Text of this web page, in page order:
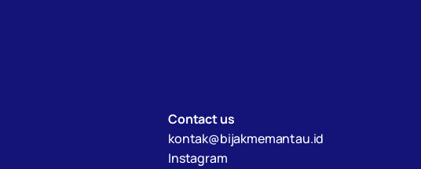
Contact us
kontak@bijakmemantau.id
Instagram